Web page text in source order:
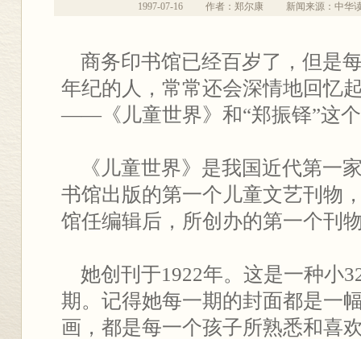
1997-07-16 作者：郑尔康 新闻来源：中华
商务印书馆已经百岁了，但是
年纪的人，常常还会深情地回忆
——《儿童世界》和“郑振铎”这
《儿童世界》是我国近代第一
书馆出版的第一个儿童文艺刊物
馆任编辑后，所创办的第一个刊
她创刊于1922年。这是一种小
期。记得她每一期的封面都是一
画，都是每一个孩子所熟悉和喜